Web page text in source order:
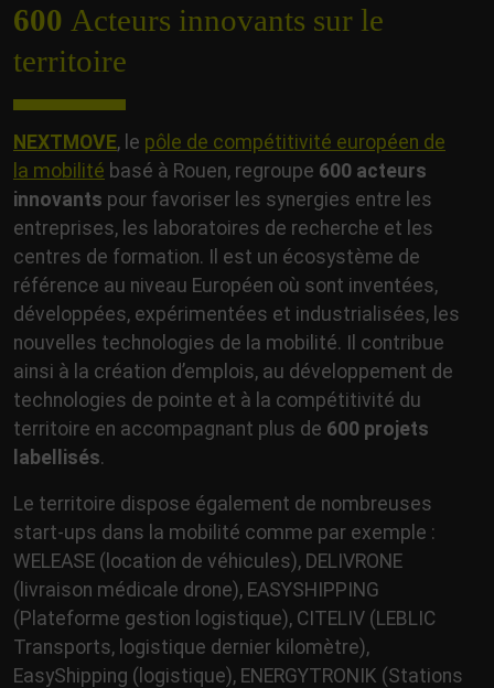
600 Acteurs innovants sur le
territoire
NEXTMOVE, le pôle de compétitivité européen de
la mobilité basé à Rouen, regroupe 600 acteurs
innovants pour favoriser les synergies entre les
entreprises, les laboratoires de recherche et les
centres de formation. Il est un écosystème de
référence au niveau Européen où sont inventées,
développées, expérimentées et industrialisées, les
nouvelles technologies de la mobilité. Il contribue
ainsi à la création d’emplois, au développement de
technologies de pointe et à la compétitivité du
territoire en accompagnant plus de 600 projets
labellisés.
Le territoire dispose également de nombreuses
start-ups dans la mobilité comme par exemple :
WELEASE (location de véhicules), DELIVRONE
(livraison médicale drone), EASYSHIPPING
(Plateforme gestion logistique), CITELIV (LEBLIC
Transports, logistique dernier kilomètre),
EasyShipping (logistique), ENERGYTRONIK (Stations